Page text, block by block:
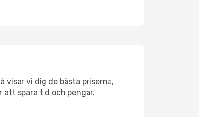
visar vi dig de bästa priserna,
spara tid och pengar.